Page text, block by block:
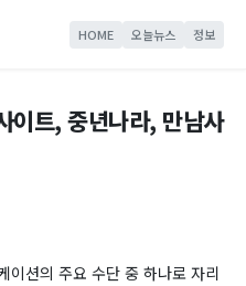
HOME 오늘뉴스 정보
이트, 중년나라, 만남사
이션의 주요 수단 중 하나로 자리